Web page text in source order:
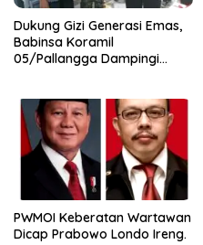
Dukung Gizi Generasi Emas,
Babinsa Koramil
05/Pallangga Dampingi
PWMOI Keberatan Wartawan
Dicap Prabowo Londo Ireng.